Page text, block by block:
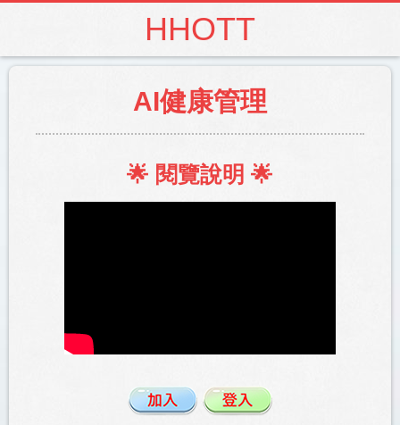
HHOTT
AI健康管理
🌟 閱覽說明 🌟